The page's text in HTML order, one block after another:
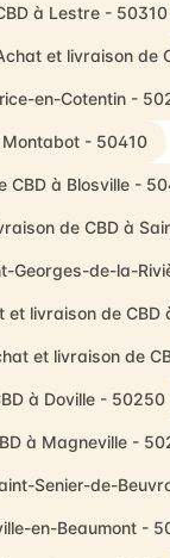
à Lestre - 50310
et livraison de
en-Cotentin -
- 50410
CBD à Blosville -
de CBD à
Georges-de-la-
et livraison de CBD
et livraison de
à Doville - 50250
à Magneville -
Senier-de-
en-Beaumont -